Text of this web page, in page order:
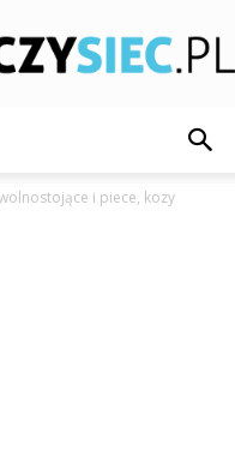
i piece, kozy